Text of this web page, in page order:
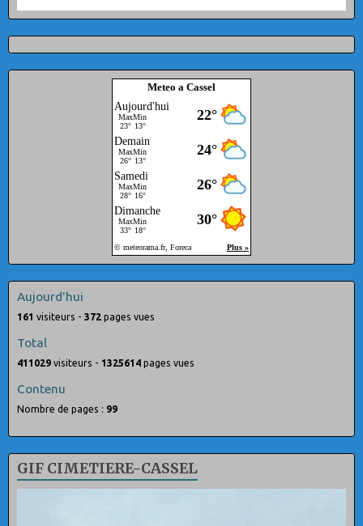
Meteo a Cassel
Aujourd'hui
161 visiteurs - 372 pages vues
Total
411029 visiteurs - 1325614 pages vues
Contenu
Nombre de pages : 99
GIF CIMETIERE-CASSEL